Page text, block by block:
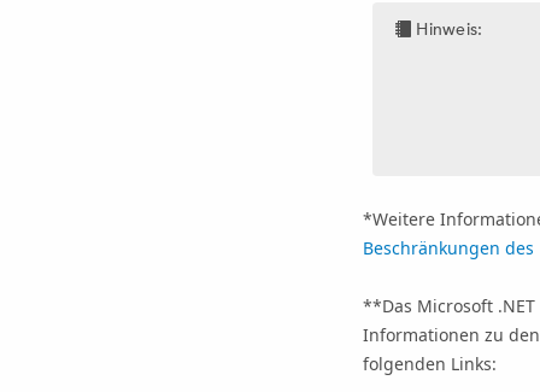
Hinweis:
*Weitere
Beschränkungen
**Das Microsoft
Informationen zu
folgenden Links: